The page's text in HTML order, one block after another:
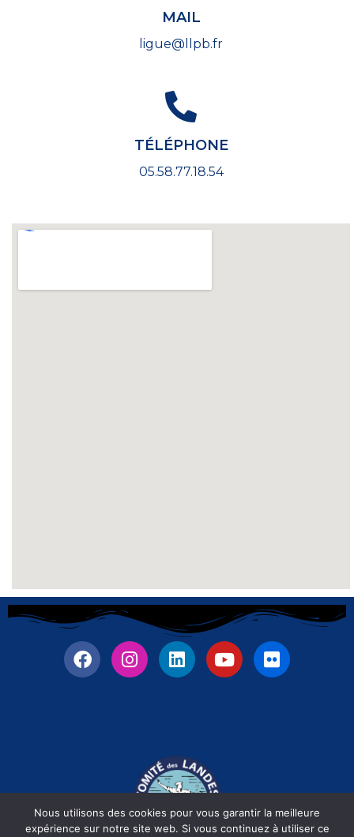
MAIL
ligue@llpb.fr
TÉLÉPHONE
05.58.77.18.54
Nous utilisons des cookies pour vous garantir la meilleure
expérience sur notre site web. Si vous continuez à utiliser ce